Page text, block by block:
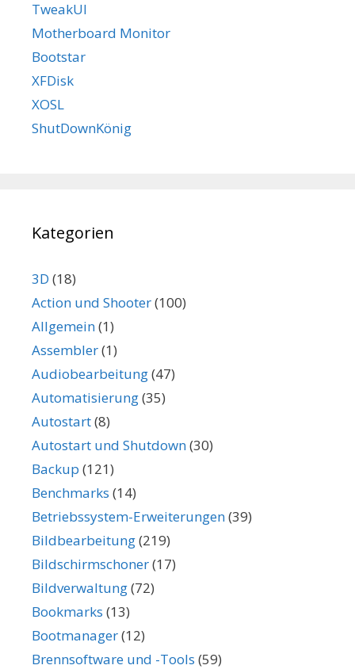
TweakUI
Motherboard Monitor
Bootstar
XFDisk
XOSL
ShutDownKönig
Kategorien
3D (18)
Action und Shooter(100)
Allgemein(1)
Assembler(1)
Audiobearbeitung(47)
Automatisierung(35)
Autostart(8)
Autostart und Shutdown(30)
Backup (121)
Benchmarks (14)
Betriebssystem-Erweiterungen(39)
Bildbearbeitung(219)
Bildschirmschoner(17)
Bildverwaltung(72)
Bookmarks (13)
Bootmanager(12)
Brennsoftware und -Tools (59)